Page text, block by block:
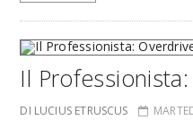
Il
DI LUCIUS ETRUSCUS